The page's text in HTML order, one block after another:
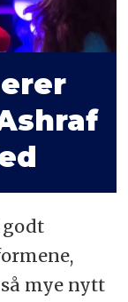
mye nytt